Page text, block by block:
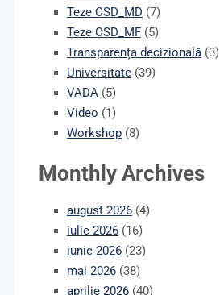
Teze CSD_MD (7)
Teze CSD_MF(5)
Transparența decizională(3)
Universitate(39)
VADA(5)
Video (1)
Workshop(8)
Monthly Archives
august 2026(4)
iulie 2026(16)
iunie 2026(23)
mai 2026(38)
aprilie 2026(40)